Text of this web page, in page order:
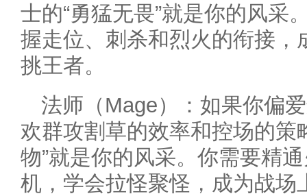
士的“勇猛无畏”就是你的风采
握走位、刺杀和烈火的衔接，
挑王者。
法师（Mage）：如果你偏
欢群攻割草的效率和控场的策
物”就是你的风采。你需要精
机，学会拉怪聚怪，成为战场